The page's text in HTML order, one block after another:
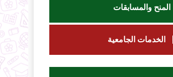
المنح والمسابقات
الخدمات الجامعية